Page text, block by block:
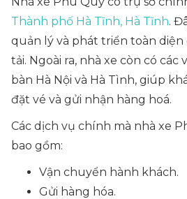
Thành phố Hà Tĩnh, Hà Tĩnh.
quản lý và phát triển toàn diện
tải. Ngoài ra, nhà xe còn có
bàn Hà Nội và Hà Tình, giúp
đặt vé và gửi nhận hàng hoá.
Các dịch vụ chính mà nhà xe
bao gồm:
Vận chuyển hành khách.
Gửi hàng hóa.